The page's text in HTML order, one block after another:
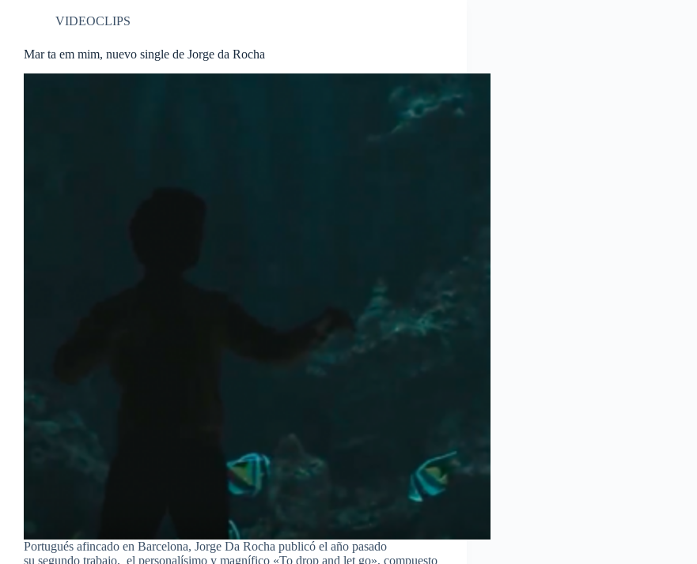
VIDEOCLIPS
Mar ta em mim, nuevo single de Jorge da Rocha
Portugués afincado en Barcelona, Jorge Da Rocha publicó el año pasado
su segundo trabajo, el personalísimo y magnífico «To drop and let go», compuesto